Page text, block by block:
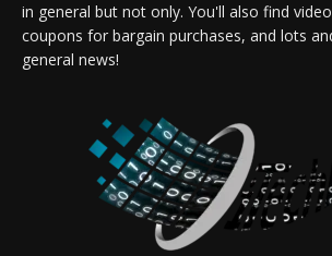
in general but not only. You'll also find
coupons for bargain purchases, and lots
general news!